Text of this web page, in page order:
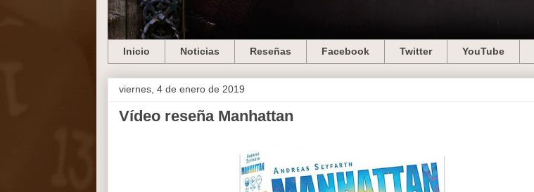
Inicio Noticias Reseñas Facebook Twitter YouTube
viernes, 4 de enero de 2019
Vídeo reseña Manhattan